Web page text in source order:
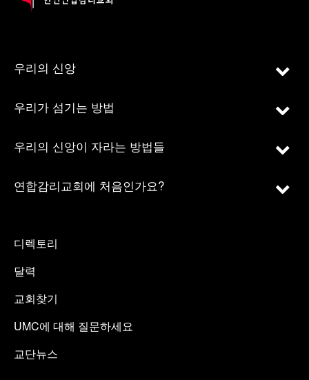
우리의 신앙
우리가 섬기는 방법
우리의 신앙이 자라는 방법들
연합감리교회에 처음인가요?
디렉토리
달력
교회찾기
UMC에 대해 질문하세요
교단뉴스